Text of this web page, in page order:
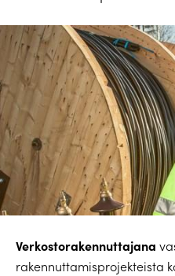
Verkostorakennuttajana
rakennuttamisprojekteista